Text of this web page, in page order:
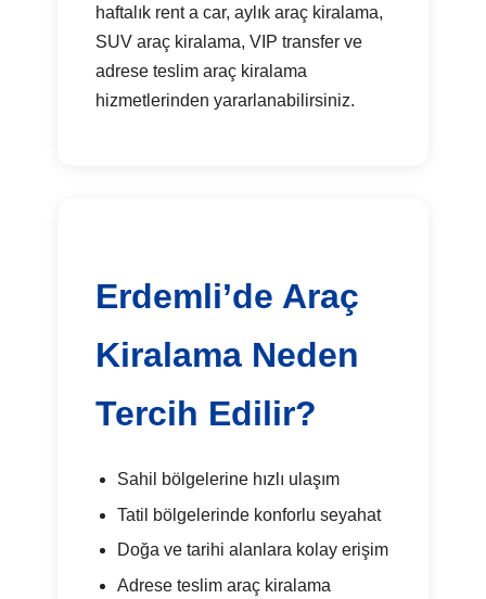
haftalık rent a car, aylık araç kiralama,
SUV araç kiralama, VIP transfer ve
adrese teslim araç kiralama
hizmetlerinden yararlanabilirsiniz.
Erdemli’de Araç
Kiralama Neden
Tercih Edilir?
Sahil bölgelerine hızlı ulaşım
Tatil bölgelerinde konforlu seyahat
Doğa ve tarihi alanlara kolay erişim
Adrese teslim araç kiralama